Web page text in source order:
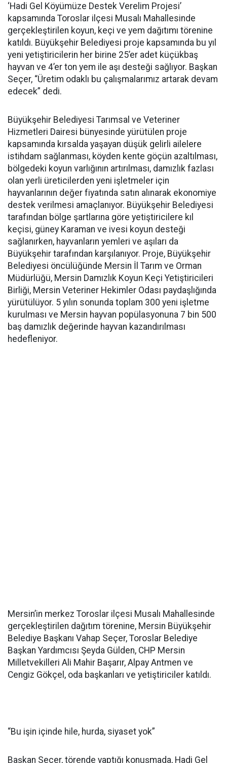
‘Hadi Gel Köyümüze Destek Verelim Projesi’
kapsamında Toroslar ilçesi Musalı Mahallesinde
gerçekleştirilen koyun, keçi ve yem dağıtımı törenine
katıldı. Büyükşehir Belediyesi proje kapsamında bu yıl
yeni yetiştiricilerin her birine 25’er adet küçükbaş
hayvan ve 4’er ton yem ile aşı desteği sağlıyor. Başkan
Seçer, “Üretim odaklı bu çalışmalarımız artarak devam
edecek” dedi.
Büyükşehir Belediyesi Tarımsal ve Veteriner
Hizmetleri Dairesi bünyesinde yürütülen proje
kapsamında kırsalda yaşayan düşük gelirli ailelere
istihdam sağlanması, köyden kente göçün azaltılması,
bölgedeki koyun varlığının artırılması, damızlık fazlası
olan yerli üreticilerden yeni işletmeler için
hayvanlarının değer fiyatında satın alınarak ekonomiye
destek verilmesi amaçlanıyor. Büyükşehir Belediyesi
tarafından bölge şartlarına göre yetiştiricilere kıl
keçisi, güney Karaman ve ivesi koyun desteği
sağlanırken, hayvanların yemleri ve aşıları da
Büyükşehir tarafından karşılanıyor. Proje, Büyükşehir
Belediyesi öncülüğünde Mersin İl Tarım ve Orman
Müdürlüğü, Mersin Damızlık Koyun Keçi Yetiştiricileri
Birliği, Mersin Veteriner Hekimler Odası paydaşlığında
yürütülüyor. 5 yılın sonunda toplam 300 yeni işletme
kurulması ve Mersin hayvan popülasyonuna 7 bin 500
baş damızlık değerinde hayvan kazandırılması
hedefleniyor.
Mersin’in merkez Toroslar ilçesi Musalı Mahallesinde
gerçekleştirilen dağıtım törenine, Mersin Büyükşehir
Belediye Başkanı Vahap Seçer, Toroslar Belediye
Başkan Yardımcısı Şeyda Gülden, CHP Mersin
Milletvekilleri Ali Mahir Başarır, Alpay Antmen ve
Cengiz Gökçel, oda başkanları ve yetiştiriciler katıldı.
“Bu işin içinde hile, hurda, siyaset yok”
Başkan Seçer, törende yaptığı konuşmada, Hadi Gel